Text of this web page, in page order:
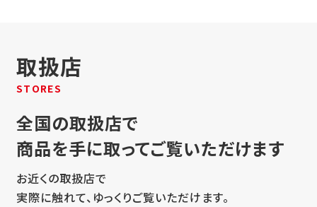
取扱店
STORES
全国の取扱店で
商品を手に取ってご覧いただけます
お近くの取扱店で
実際に触れて、ゆっくりご覧いただけます。